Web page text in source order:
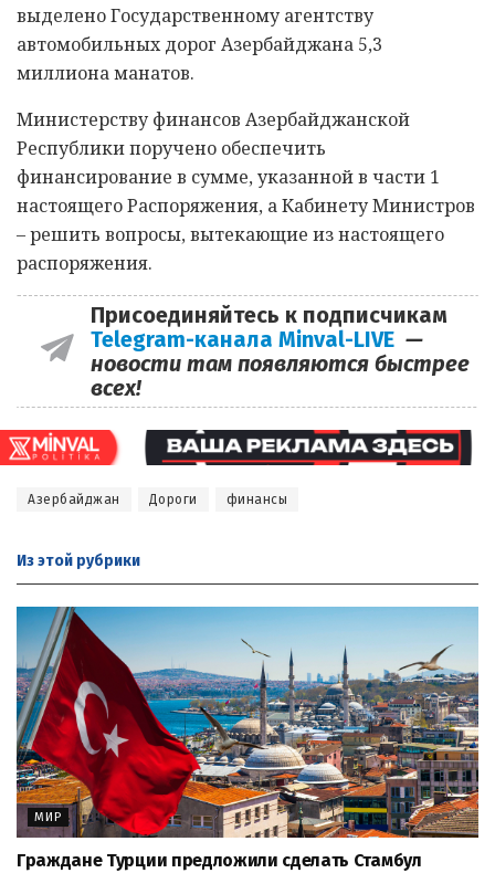
выделено Государственному агентству
автомобильных дорог Азербайджана 5,3
миллиона манатов.
Министерству финансов Азербайджанской
Республики поручено обеспечить
финансирование в сумме, указанной в части 1
настоящего Распоряжения, а Кабинету Министров
– решить вопросы, вытекающие из настоящего
распоряжения.
Присоединяйтесь к подписчикам
Telegram-канала Minval-LIVE —
новости там появляются быстрее
всех!
Азербайджан Дороги финансы
Из этой рубрики
МИР
Граждане Турции предложили сделать Стамбул